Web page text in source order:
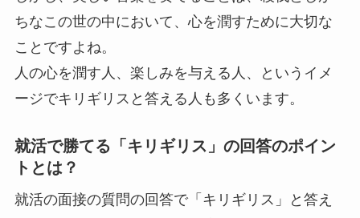
ちなこの世の中において、心を潤すために大切な
ことですよね。
人の心を潤す人、楽しみを与える人、というイメ
ージでキリギリスと答える人も多くいます。
就活で勝てる「キリギリス」の回答のポイン
トとは？
就活の面接の質問の回答で「キリギリス」と答え